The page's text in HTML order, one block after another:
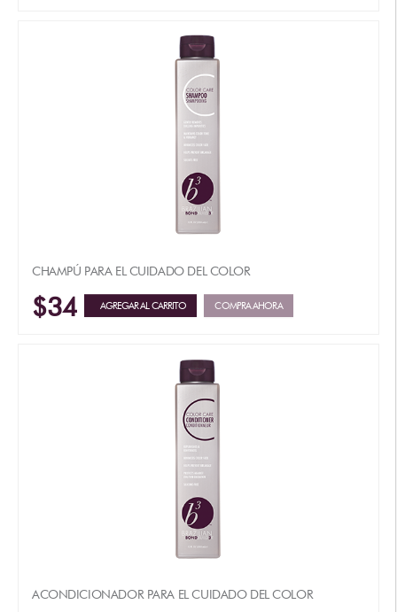
CHAMPÚ PARA EL CUIDADO DEL COLOR
$34 AGREGAR AL CARRITO COMPRA AHORA
ACONDICIONADOR PARA EL CUIDADO DEL COLOR